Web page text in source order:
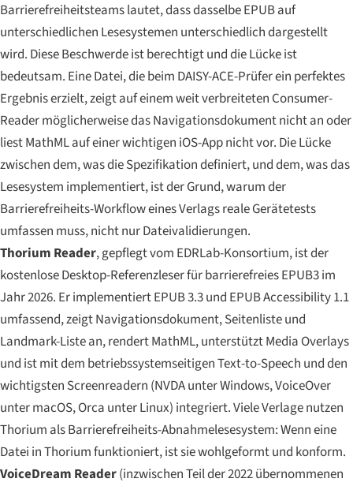
Barrierefreiheitsteams lautet, dass dasselbe EPUB auf
unterschiedlichen Lesesystemen unterschiedlich dargestellt
wird. Diese Beschwerde ist berechtigt und die Lücke ist
bedeutsam. Eine Datei, die beim DAISY-ACE-Prüfer ein perfektes
Ergebnis erzielt, zeigt auf einem weit verbreiteten Consumer-
Reader möglicherweise das Navigationsdokument nicht an oder
liest MathML auf einer wichtigen iOS-App nicht vor. Die Lücke
zwischen dem, was die Spezifikation definiert, und dem, was das
Lesesystem implementiert, ist der Grund, warum der
Barrierefreiheits-Workflow eines Verlags reale Gerätetests
umfassen muss, nicht nur Dateivalidierungen.
Thorium Reader, gepflegt vom EDRLab-Konsortium, ist der
kostenlose Desktop-Referenzleser für barrierefreies EPUB3 im
Jahr 2026. Er implementiert EPUB 3.3 und EPUB Accessibility 1.1
umfassend, zeigt Navigationsdokument, Seitenliste und
Landmark-Liste an, rendert MathML, unterstützt Media Overlays
und ist mit dem betriebssystemseitigen Text-to-Speech und den
wichtigsten Screenreadern (NVDA unter Windows, VoiceOver
unter macOS, Orca unter Linux) integriert. Viele Verlage nutzen
Thorium als Barrierefreiheits-Abnahmelesesystem: Wenn eine
Datei in Thorium funktioniert, ist sie wohlgeformt und konform.
VoiceDream Reader(inzwischen Teil der 2022 übernommenen